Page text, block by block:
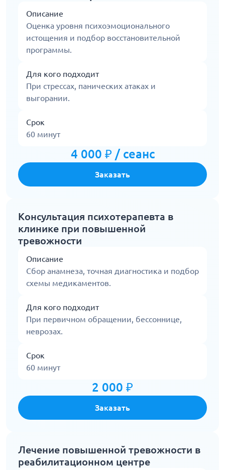
Описание
Оценка уровня психоэмоционального
истощения и подбор восстановительной
программы.
Для кого подходит
При стрессах, панических атаках и
выгорании.
Срок
60 минут
4 000 ₽ / сеанс
Заказать
Консультация психотерапевта в
клинике при повышенной
тревожности
Описание
Сбор анамнеза, точная диагностика и подбор
схемы медикаментов.
Для кого подходит
При первичном обращении, бессоннице,
неврозах.
Срок
60 минут
2 000 ₽
Заказать
Лечение повышенной тревожности в
реабилитационном центре